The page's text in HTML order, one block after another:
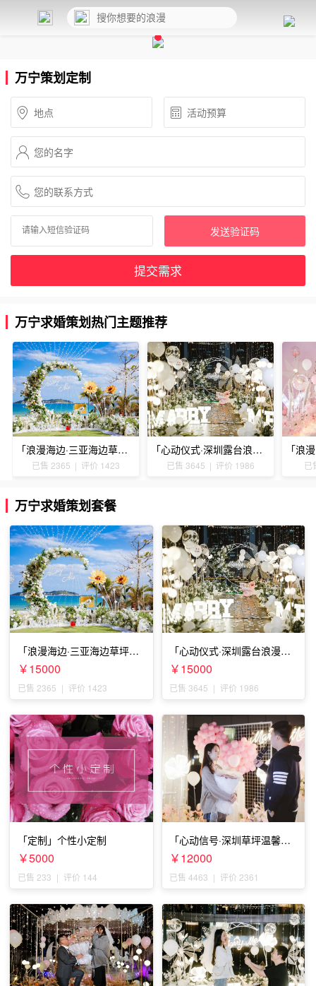
万宁策划定制
发送验证码
提交需求
万宁求婚策划热门主题推荐
「浪漫海边·三亚海边草坪浪漫求婚」
已售 2365 | 评价 1423
「心动仪式·深圳露台浪漫求婚」
已售 3645 | 评价 1986 已
万宁求婚策划套餐
「浪漫海边·三亚海边草坪浪
漫求婚」
￥15000
已售 2365 | 评价 1423
「心动仪式·深圳露台浪漫求
婚」
￥15000
已售 3645 | 评价 1986
「定制」个性小定制
￥5000
已售 233 | 评价 144
「心动信号·深圳草坪温馨求
婚」
￥12000
已售 4463 | 评价 2361